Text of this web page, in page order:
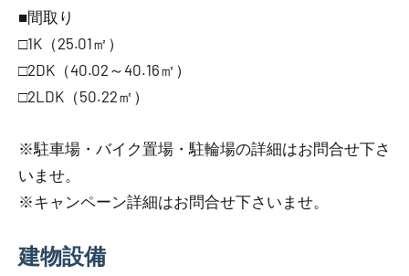
■間取り
□1K（25.01㎡）
□2DK（40.02～40.16㎡）
□2LDK（50.22㎡）
※駐車場・バイク置場・駐輪場の詳細はお問合せ下さ
いませ。
※キャンペーン詳細はお問合せ下さいませ。
建物設備